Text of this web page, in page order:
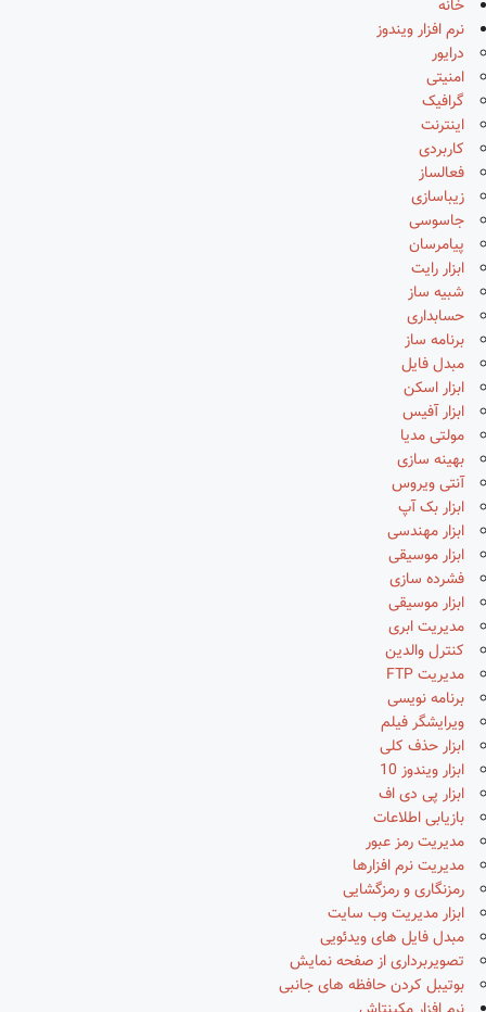
خانه
نرم افزار ویندوز
درایور
امنیتی
گرافیک
اینترنت
کاربردی
فعالساز
زیباسازی
جاسوسی
پیامرسان
ابزار رایت
شبیه ساز
حسابداری
برنامه ساز
مبدل فایل
ابزار اسکن
ابزار آفیس
مولتی مدیا
بهینه سازی
آنتی ویروس
ابزار بک آپ
ابزار مهندسی
ابزار موسیقی
فشرده سازی
ابزار موسیقی
مدیریت ابری
کنترل والدین
مدیریت FTP
برنامه نویسی
ویرایشگر فیلم
ابزار حذف کلی
ابزار ویندوز 10
ابزار پی دی اف
بازیابی اطلاعات
مدیریت رمز عبور
مدیریت نرم افزارها
رمزنگاری و رمزگشایی
ابزار مدیریت وب سایت
مبدل فایل های ویدئویی
تصویربرداری از صفحه نمایش
بوتیبل کردن حافظه های جانبی